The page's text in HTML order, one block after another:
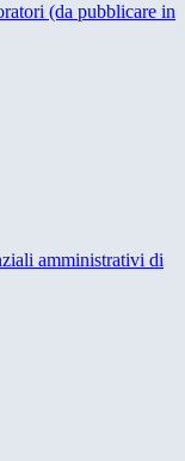
(da pubblicare in
amministrativi di